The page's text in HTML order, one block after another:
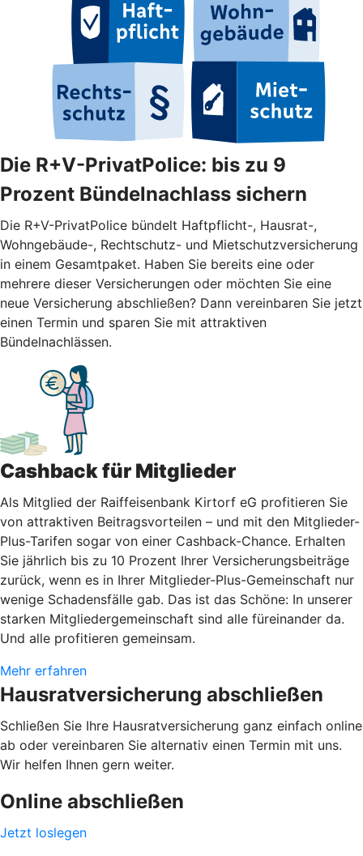
Die R+V-PrivatPolice: bis zu 9
Prozent Bündelnachlass sichern
Die R+V-PrivatPolice bündelt Haftpflicht-, Hausrat-,
Wohngebäude-, Rechtschutz- und Mietschutzversicherung
in einem Gesamtpaket. Haben Sie bereits eine oder
mehrere dieser Versicherungen oder möchten Sie eine
neue Versicherung abschließen? Dann vereinbaren Sie jetzt
einen Termin und sparen Sie mit attraktiven
Bündelnachlässen.
Cashback für Mitglieder
Als Mitglied der Raiffeisenbank Kirtorf eG profitieren Sie
von attraktiven Beitragsvorteilen – und mit den Mitglieder-
Plus-Tarifen sogar von einer Cashback-Chance. Erhalten
Sie jährlich bis zu 10 Prozent Ihrer Versicherungsbeiträge
zurück, wenn es in Ihrer Mitglieder-Plus-Gemeinschaft nur
wenige Schadensfälle gab. Das ist das Schöne: In unserer
starken Mitgliedergemeinschaft sind alle füreinander da.
Und alle profitieren gemeinsam.
Mehr erfahren
Hausratversicherung abschließen
Schließen Sie Ihre Hausratversicherung ganz einfach online
ab oder vereinbaren Sie alternativ einen Termin mit uns.
Wir helfen Ihnen gern weiter.
Online abschließen
Jetzt loslegen